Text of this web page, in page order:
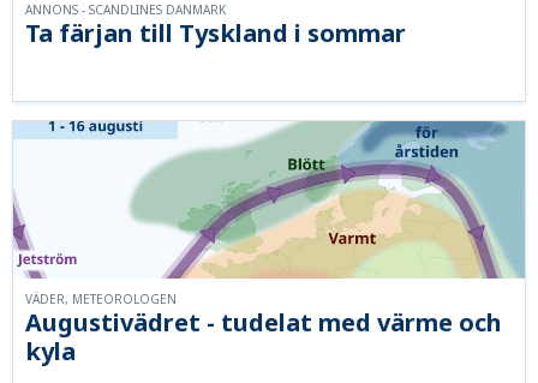
Ta färjan till Tyskland i sommar
ANNONS - SCANDLINES DANMARK
Augustivädret - tudelat med värme och
kyla
VÄDER, METEOROLOGEN